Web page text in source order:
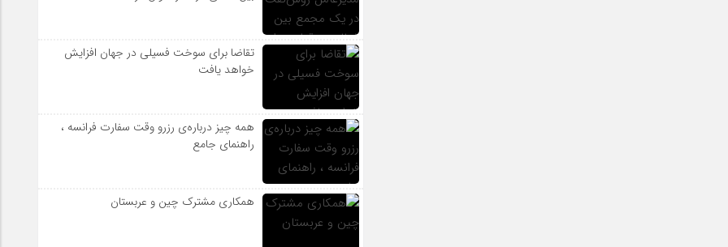
تقاضا برای سوخت فسیلی در جهان افزایش
خواهد یافت
همه چیز درباره‌ی رزرو وقت سفارت فرانسه ،
راهنمای جامع
همکاری مشترک چین و عربستان